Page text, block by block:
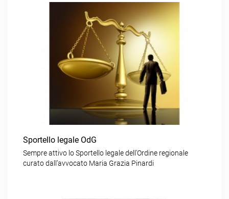
Sportello legale OdG
Sempre attivo lo Sportello legale dell’Ordine regionale
curato dall’avvocato Maria Grazia Pinardi